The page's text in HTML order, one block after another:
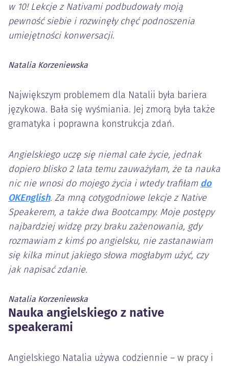
w 10! Lekcje z Nativami podbudowały moją
pewność siebie i rozwinęły chęć podnoszenia
umiejętności konwersacji.
Natalia Korzeniewska
Największym problemem dla Natalii była bariera
językowa. Bała się wyśmiania. Jej zmorą była także
gramatyka i poprawna konstrukcja zdań.
Angielskiego uczę się niemal całe życie, jednak
dopiero blisko 2 lata temu zauważyłam, że ta nauka
nic nie wnosi do mojego życia i wtedy trafiłam do
OKEnglish. Za mną cotygodniowe lekcje z Native
Speakerem, a także dwa Bootcampy. Moje postępy
najbardziej widzę przy braku zażenowania, gdy
rozmawiam z kimś po angielsku, nie zastanawiam
się kilka minut jakiego słowa mogłabym użyć, czy
jak napisać zdanie.
Natalia Korzeniewska
Nauka angielskiego z native
speakerami
Angielskiego Natalia używa codziennie – w pracy i